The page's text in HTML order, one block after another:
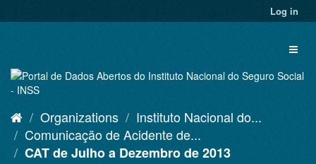
to
Log in
Organizations
Instituto Nacional do...
Comunicação de Acidente de...
CAT de Julho a Dezembro de 2013